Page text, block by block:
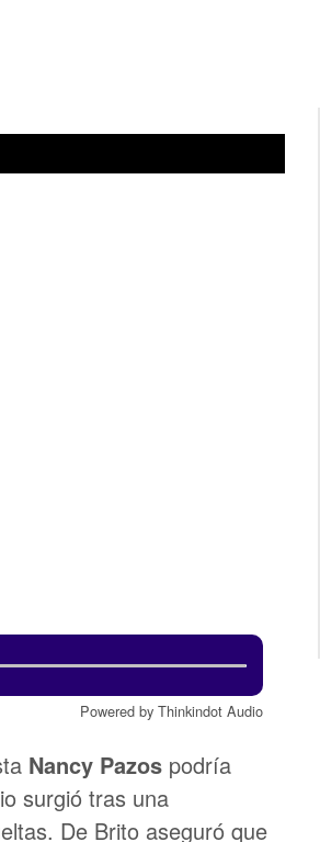
Powered by Thinkindot Audio
Nancy Pazos podría
surgió tras una
De Brito aseguró que